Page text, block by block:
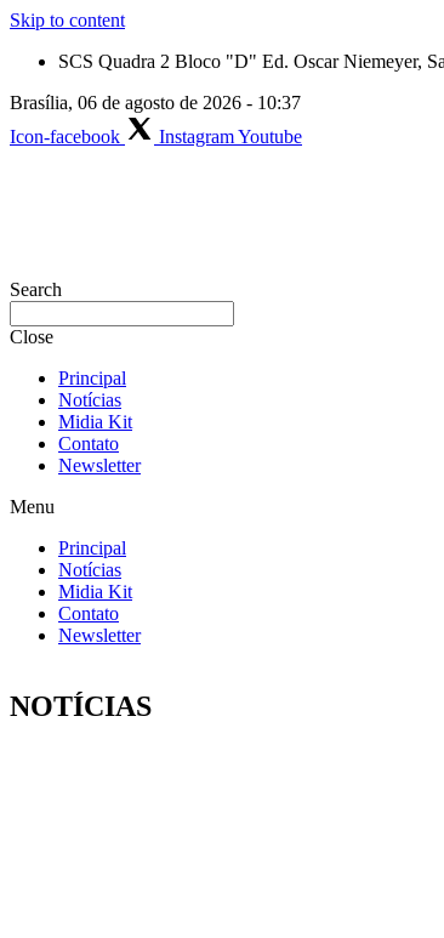
Skip to content
SCS Quadra 2 Bloco "D" Ed. Oscar Niemeyer,
Brasília, 06 de agosto de 2026 - 10:37
Icon-facebook
InstagramYoutube
Search
Close
Principal
Notícias
Midia Kit
Contato
Newsletter
Menu
Principal
Notícias
Midia Kit
Contato
Newsletter
NOTÍCIAS